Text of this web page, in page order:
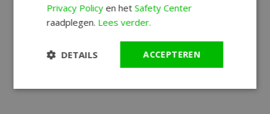
Privacy Policyen hetSafety Center
raadplegen. Lees verder.
ACCEPTEREN
DETAILS